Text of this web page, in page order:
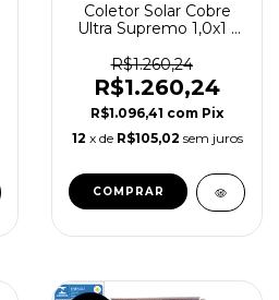
Coletor Solar Cobre
Ultra Supremo 1,0x1 -
TERMOMAX
R$1.260,24
R$1.260,24
R$1.096,41 com Pix
12 x de R$105,02 sem juros